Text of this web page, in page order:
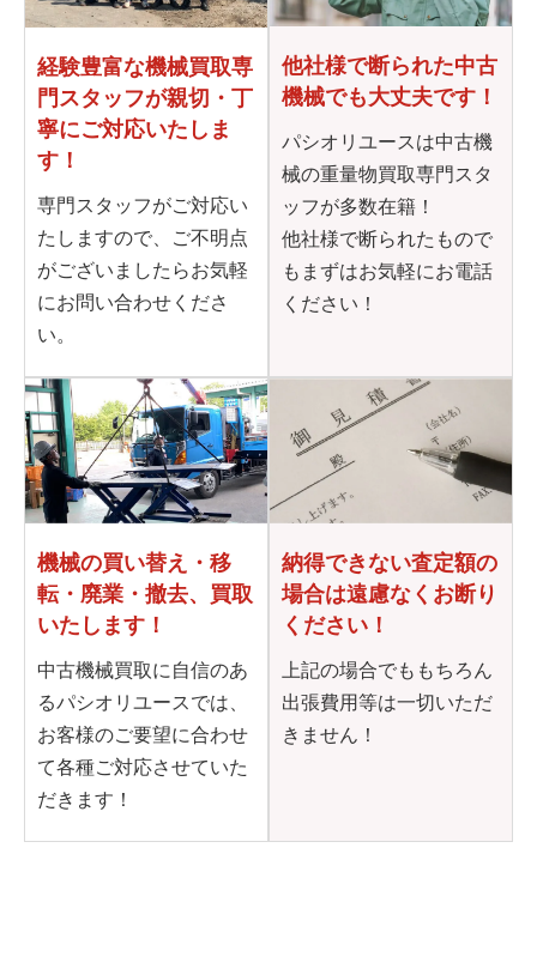
経験豊富な機械買取専
門スタッフが親切・丁
寧にご対応いたしま
す！
専門スタッフがご対応い
たしますので、ご不明点
がございましたらお気軽
にお問い合わせくださ
い。
他社様で断られた中古
機械でも大丈夫です！
パシオリユースは中古機
械の重量物買取専門スタ
ッフが多数在籍！
他社様で断られたもので
もまずはお気軽にお電話
ください！
機械の買い替え・移
転・ 廃業・撤去、買取
いたします！
中古機械買取に自信のあ
るパシオリユースでは、
お客様のご要望に合わせ
て各種ご対応させていた
だきます！
納得できない査定額の
場合は遠慮なくお断り
ください！
上記の場合でももちろん
出張費用等は一切いただ
きません！